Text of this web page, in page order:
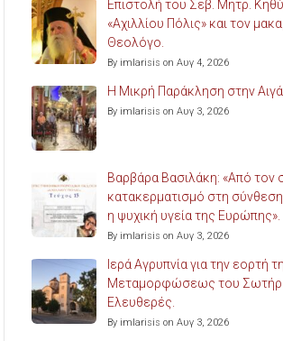
Επιστολή του Σεβ. Μητρ.
«Αχιλλίου Πόλις» και τον
Θεολόγο.
By imlarisis on Αυγ 4, 2026
Η Μικρή Παράκληση στην
By imlarisis on Αυγ 3, 2026
Βαρβάρα Βασιλάκη: «Από τον
κατακερματισμό στη
η ψυχική υγεία της Ευρώπης».
By imlarisis on Αυγ 3, 2026
Ιερά Αγρυπνία για την εορτή
Μεταμορφώσεως του
Ελευθερές.
By imlarisis on Αυγ 3, 2026